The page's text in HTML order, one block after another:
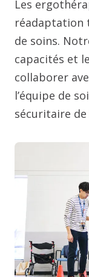
Les
réadaptation
de soins.
capacités et
collaborer
l’équipe de
sécuritaire de